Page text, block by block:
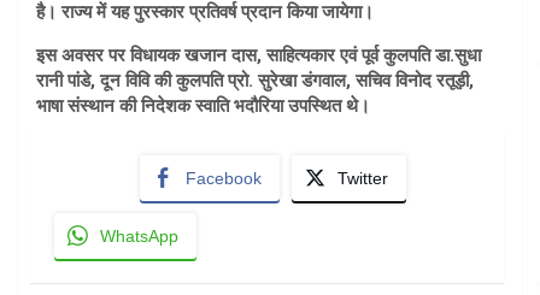
है। राज्य में यह पुरस्कार प्रतिवर्ष प्रदान किया जायेगा।
इस अवसर पर विधायक खजान दास, साहित्यकार एवं पूर्व कुलपति डा.सुधा
रानी पांडे, दून विवि की कुलपति प्रो. सुरेखा डंगवाल, सचिव विनोद रतूड़ी,
भाषा संस्थान की निदेशक स्वाति भदौरिया उपस्थित थे।
Facebook Twitter
WhatsApp